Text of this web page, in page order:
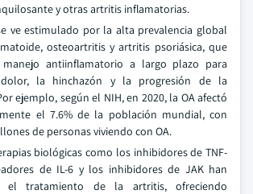
y otras artritis inflamatorias.
ve estimulado por la alta prevalencia global
osteoartritis y artritis psoriásica, que
antiinflamatorio a largo plazo para
la hinchazón y la progresión de la
ejemplo, según el NIH, en 2020, la OA afectó
el 7.6% de la población mundial, con
de personas viviendo con OA.
biológicas como los inhibidores de TNF-
de IL-6 y los inhibidores de JAK han
el tratamiento de la artritis, ofreciendo